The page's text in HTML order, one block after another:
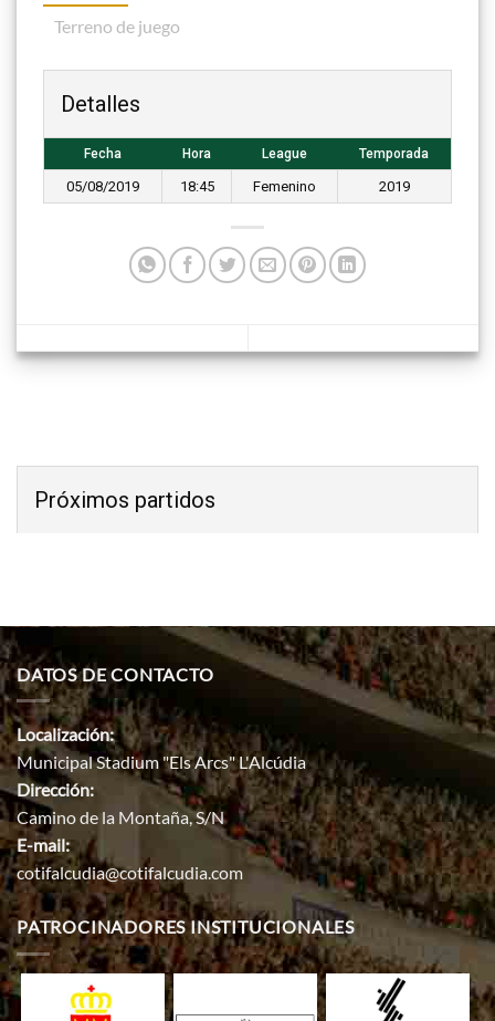
Terreno de juego
Detalles
Fecha Hora League Temporada
05/08/2019 18:45 Femenino 2019
Próximos partidos
DATOS DE CONTACTO
Localización:
Municipal Stadium "Els Arcs" L'Alcúdia
Dirección:
Camino de la Montaña, S/N
E-mail:
cotifalcudia@cotifalcudia.com
PATROCINADORES INSTITUCIONALES